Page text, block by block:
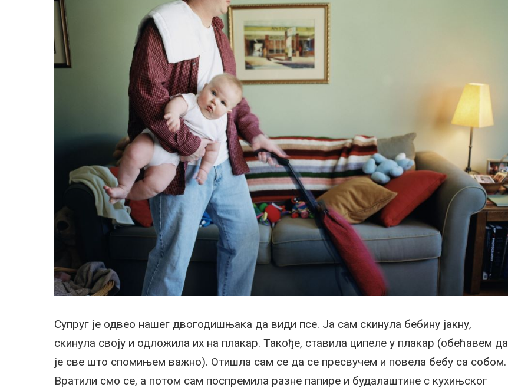
Супруг је одвео нашег двогодишњака да види псе. Ја сам скинула бебину јакну,
скинула своју и одложила их на плакар. Такође, ставила ципеле у плакар (обећавем да
је све што спомињем важно). Отишла сам се да се пресвучем и повела бебу са собом.
Вратили смо се, а потом сам поспремила разне папире и будалаштине с кухињског